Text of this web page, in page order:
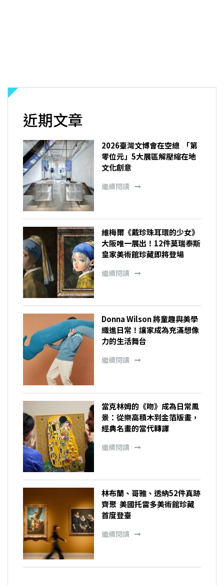
近期文章
2026臺灣文博會在空總 「第
零位元」5大展區解壓縮在地
文化創意
繼續閱讀
維梅爾《戴珍珠耳環的少女》
大阪唯一展出！12件莫瑞泰斯
皇家美術館珍藏即將登場
繼續閱讀
Donna Wilson 將童趣與美學
織進日常！讓家成為充滿想像
力的生活舞台
繼續閱讀
當克林姆的《吻》成為日常風
景：從樂高積木到金箔版畫，
經典名畫的當代轉譯
繼續閱讀
林布蘭、哥雅、透納52件真跡
齊聚 美國托雷多美術館珍藏
首度登臺
繼續閱讀